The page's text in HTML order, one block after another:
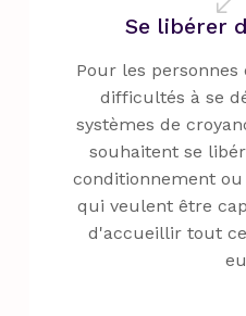
Se libérer
Pour les
difficultés à se
systèmes de
souhaitent se
conditionnement
qui veulent être
d'accueillir tout